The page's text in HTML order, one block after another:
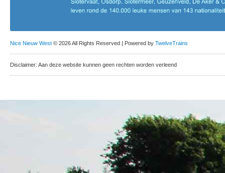
Nice Nieuw West © 2026 All Rights Reserved | Powered by TwelveTrains
Disclaimer: Aan deze website kunnen geen rechten worden verleend